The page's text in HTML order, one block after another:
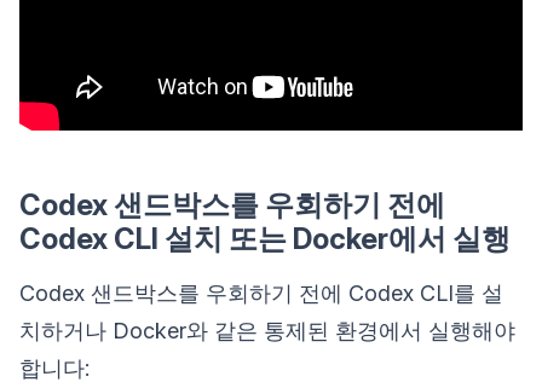
Codex 샌드박스를 우회하기 전에
Codex CLI 설치 또는 Docker에서 실행
Codex 샌드박스를 우회하기 전에 Codex CLI를 설
치하거나 Docker와 같은 통제된 환경에서 실행해야
합니다: